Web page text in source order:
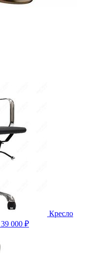
Кресло
39 000 ₽